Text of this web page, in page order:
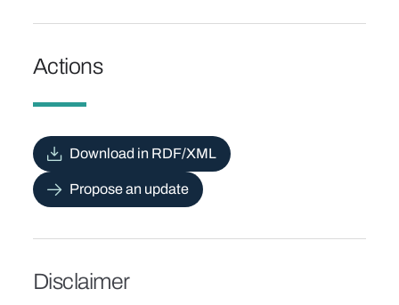
Actions
Download in RDF/XML
Propose an update
Disclaimer